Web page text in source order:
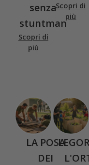
senza
stuntman
Scopri di
più
Scopri di
più
LA POSA
DEI